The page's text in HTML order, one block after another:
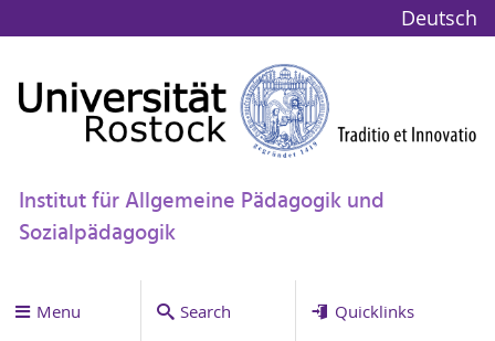
Deutsch
Institut für Allgemeine Pädagogik und
Sozialpädagogik
Menu Search Quicklinks